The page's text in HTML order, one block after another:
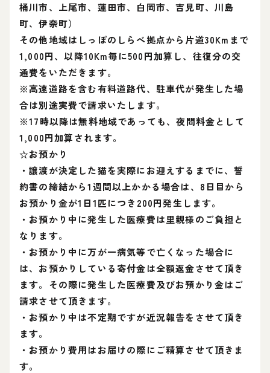
桶川市、上尾市、蓮田市、白岡市、吉見町、川島
町、伊奈町）
その他地域はしっぽのしらべ拠点から片道30Kmまで
1,000円、以降10Km毎に500円加算し、往復分の交
通費をいただきます。
※高速道路を含む有料道路代、駐車代が発生した場
合は別途実費で請求いたします。
※17時以降は無料地域であっても、夜間料金として
1,000円加算されます。
☆お預かり
・譲渡が決定した猫を実際にお迎えするまでに、誓
約書の締結から1週間以上かかる場合は、8日目から
お預かり金が1日1匹につき200円発生します。
・お預かり中に発生した医療費は里親様のご負担と
なります。
・お預かり中に万が一病気等で亡くなった場合に
は、お預かりしている寄付金は全額返金させて頂き
ます。その際に発生した医療費及びお預かり金はご
請求させて頂きます。
・お預かり中は不定期ですが近況報告をさせて頂き
ます。
・お預かり費用はお届けの際にご精算させて頂きま
す。